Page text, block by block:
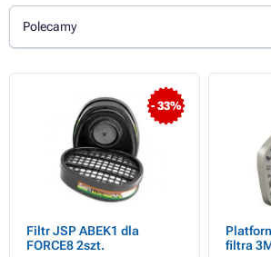
Polecamy
- 33%
Filtr JSP ABEK1 dla
FORCE8 2szt.
filtra